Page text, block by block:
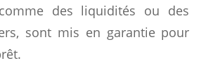
des liquidités ou des
sont mis en garantie pour